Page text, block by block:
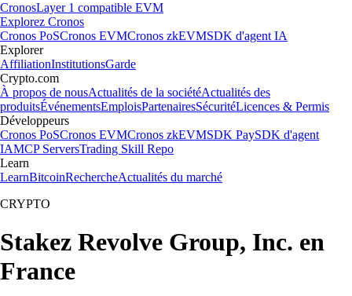
CronosLayer 1 compatible EVM
Explorez Cronos
Cronos PoSCronos EVMCronos zkEVMSDK d'agent IA
Explorer
AffiliationInstitutionsGarde
Crypto.com
À propos de nousActualités de la sociétéActualités des
produitsÉvénementsEmploisPartenairesSécuritéLicences & Permis
Développeurs
Cronos PoSCronos EVMCronos zkEVMSDK PaySDK d'agent
IAMCP ServersTrading Skill Repo
Learn
LearnBitcoinRechercheActualités du marché
CRYPTO
Stakez Revolve Group, Inc. en
France